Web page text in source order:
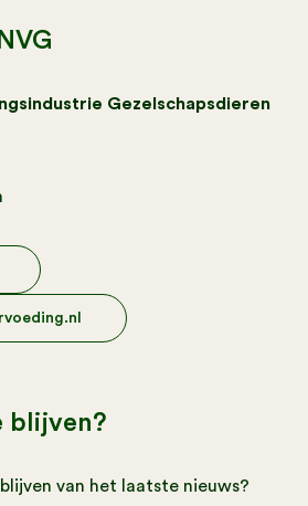
Gezelschapsdieren
blijven?
van het laatste nieuws?